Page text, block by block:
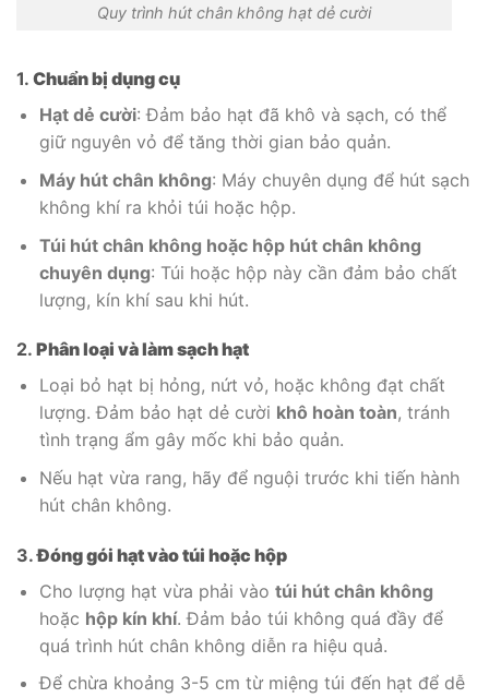
Quy trình hút chân không hạt dẻ cười
1. Chuẩn bị dụng cụ
Hạt dẻ cười: Đảm bảo hạt đã khô và sạch, có thể
giữ nguyên vỏ để tăng thời gian bảo quản.
Máy hút chân không: Máy chuyên dụng để hút sạch
không khí ra khỏi túi hoặc hộp.
Túi hút chân không hoặc hộp hút chân không
chuyên dụng: Túi hoặc hộp này cần đảm bảo chất
lượng, kín khí sau khi hút.
2. Phân loại và làm sạch hạt
Loại bỏ hạt bị hỏng, nứt vỏ, hoặc không đạt chất
lượng. Đảm bảo hạt dẻ cười khô hoàn toàn, tránh
tình trạng ẩm gây mốc khi bảo quản.
Nếu hạt vừa rang, hãy để nguội trước khi tiến hành
hút chân không.
3.Đóng gói hạt vào túi hoặc hộp
Cho lượng hạt vừa phải vào túi hút chân không
hoặc hộp kín khí. Đảm bảo túi không quá đầy để
quá trình hút chân không diễn ra hiệu quả.
Để chừa khoảng 3-5 cm từ miệng túi đến hạt để dễ